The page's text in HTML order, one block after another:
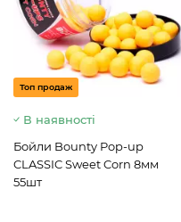
Топ продаж
В наявності
Бойли Bounty Pop-up
CLASSIC Sweet Corn 8мм
55шт